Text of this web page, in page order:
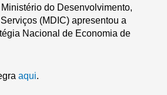
do Desenvolvimento,
(MDIC) apresentou a
Nacional de Economia de
aqui.